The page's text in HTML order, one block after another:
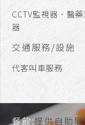
CCTV監視器．醫
器
交通服務/設施
代客叫車服務
餐飲:提供自助